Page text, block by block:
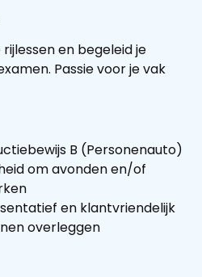
en begeleid je
Passie voor je vak
B (Personenauto)
om avonden en/of
en klantvriendelijk
overleggen